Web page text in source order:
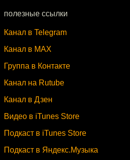
полезные ссылки
Канал в Telegram
Канал в MAX
Группа в Контакте
Канал на Rutube
Канал в Дзен
Видео в iTunes Store
Подкаст в iTunes Store
Подкаст в Яндекс.Музыка